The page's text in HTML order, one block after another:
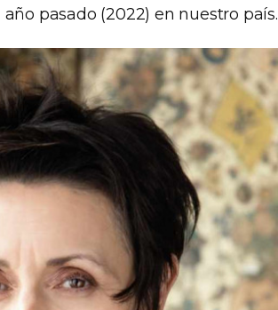
pasado (2022) en nuestro país.